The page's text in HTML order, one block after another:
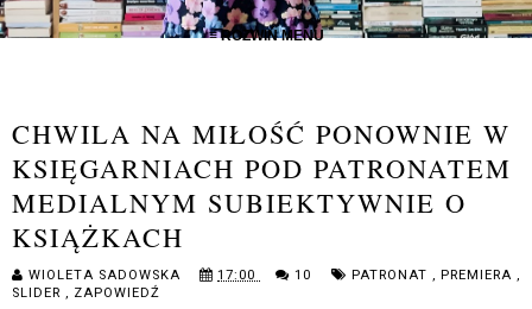
≡ ROZWIŃ MENU
CHWILA NA MIŁOŚĆ PONOWNIE W
KSIĘGARNIACH POD PATRONATEM
MEDIALNYM SUBIEKTYWNIE O
KSIĄŻKACH
WIOLETA SADOWSKA 17:00 10 PATRONAT , PREMIERA ,
SLIDER , ZAPOWIEDŹ